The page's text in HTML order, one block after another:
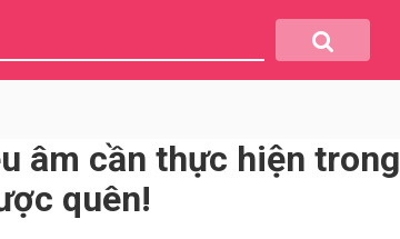
âm cần thực hiện trong
quên!